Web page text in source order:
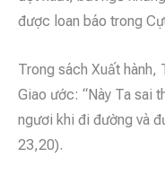
được loan báo trong
Trong sách Xuất hành,
Giao ước: “Này Ta sai
ngươi khi đi đường và
23,20).